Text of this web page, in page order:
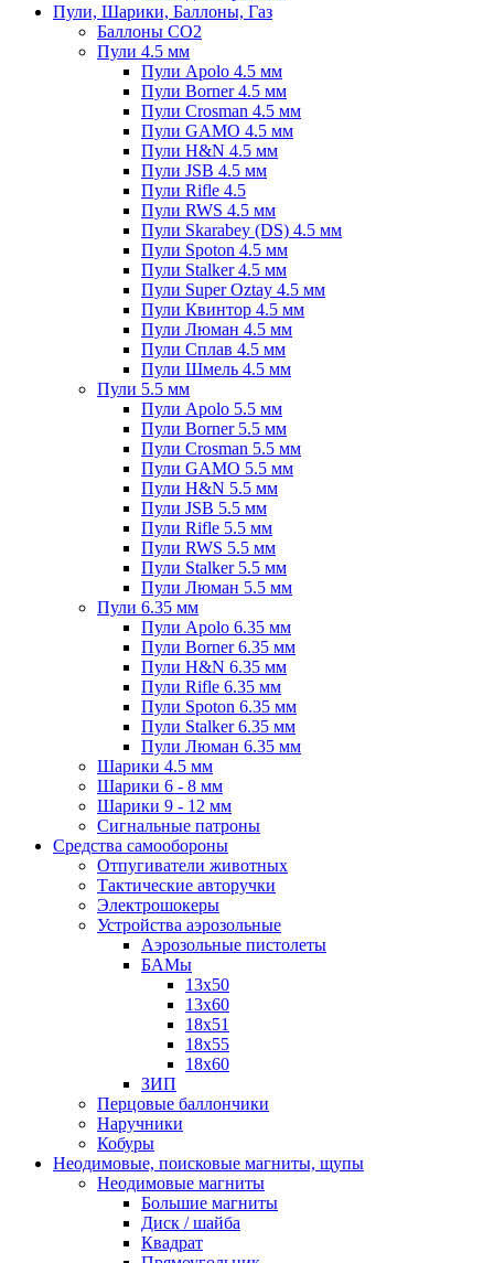
Пули, Шарики, Баллоны, Газ
Баллоны CO2
Пули 4.5 мм
Пули Apolo 4.5 мм
Пули Borner 4.5 мм
Пули Crosman 4.5 мм
Пули GAMO 4.5 мм
Пули H&N 4.5 мм
Пули JSB 4.5 мм
Пули Rifle 4.5
Пули RWS 4.5 мм
Пули Skarabey (DS) 4.5 мм
Пули Spoton 4.5 мм
Пули Stalker 4.5 мм
Пули Super Oztay 4.5 мм
Пули Квинтор 4.5 мм
Пули Люман 4.5 мм
Пули Сплав 4.5 мм
Пули Шмель 4.5 мм
Пули 5.5 мм
Пули Apolo 5.5 мм
Пули Borner 5.5 мм
Пули Crosman 5.5 мм
Пули GAMO 5.5 мм
Пули H&N 5.5 мм
Пули JSB 5.5 мм
Пули Rifle 5.5 мм
Пули RWS 5.5 мм
Пули Stalker 5.5 мм
Пули Люман 5.5 мм
Пули 6.35 мм
Пули Apolo 6.35 мм
Пули Borner 6.35 мм
Пули H&N 6.35 мм
Пули Rifle 6.35 мм
Пули Spoton 6.35 мм
Пули Stalker 6.35 мм
Пули Люман 6.35 мм
Шарики 4.5 мм
Шарики 6 - 8 мм
Шарики 9 - 12 мм
Сигнальные патроны
Средства самообороны
Отпугиватели животных
Тактические авторучки
Электрошокеры
Устройства аэрозольные
Аэрозольные пистолеты
БАМы
13х50
13х60
18х51
18х55
18х60
ЗИП
Перцовые баллончики
Наручники
Кобуры
Неодимовые, поисковые магниты, щупы
Неодимовые магниты
Большие магниты
Диск / шайба
Квадрат